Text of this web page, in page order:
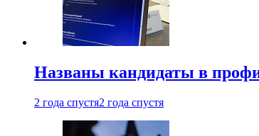
Названы кандидаты в
2 года спустя2 года спустя